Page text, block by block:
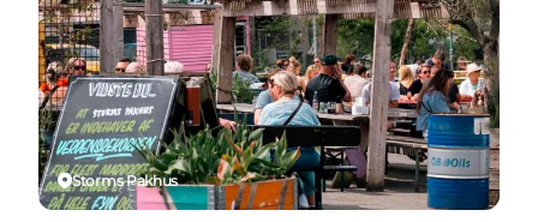
Storms Pakhus